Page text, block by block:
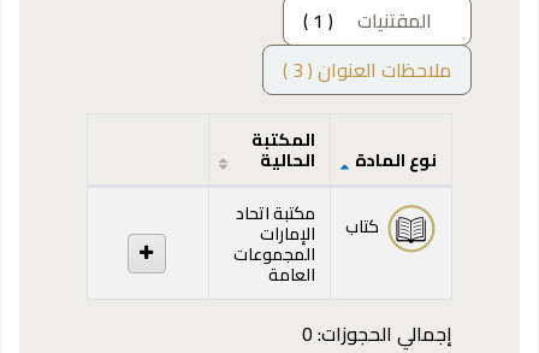
المقتنيات
( 1 )
ملاحظات العنوان ( 3 )
المقتنيات
نوع المادة
المكتبة
الحالية
كتاب مكتبة اتحاد
الإمارات
المجموعات
العامة
إجمالي الحجوزات: 0